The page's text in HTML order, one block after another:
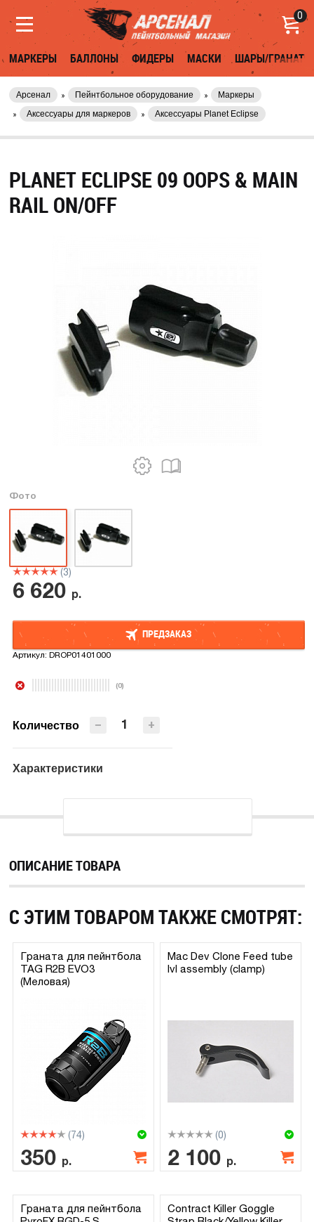
0
МАРКЕРЫ БАЛЛОНЫ ФИДЕРЫ МАСКИ ШАРЫ/ГРАНАТЫ
Арсенал Пейнтбольное оборудование
Маркеры
Аксессуары для маркеров
Аксессуары Planet Eclipse
PLANET ECLIPSE 09 OOPS & MAIN
RAIL ON/OFF
Фото
(3)
6 620 р.
ПРЕДЗАКАЗ
Артикул:DROP01401000
(0)
Количество +
−
Характеристики
ОПИСАНИЕ ТОВАРА
С ЭТИМ ТОВАРОМ ТАКЖЕ СМОТРЯТ:
Граната для пейнтбола
TAG R2B EVO3
(Меловая)
(74)
350 р.
Mac Dev Clone Feed tube
lvl assembly (clamp)
(0)
2 100 р.
Граната для пейнтбола
Contract Killer Goggle